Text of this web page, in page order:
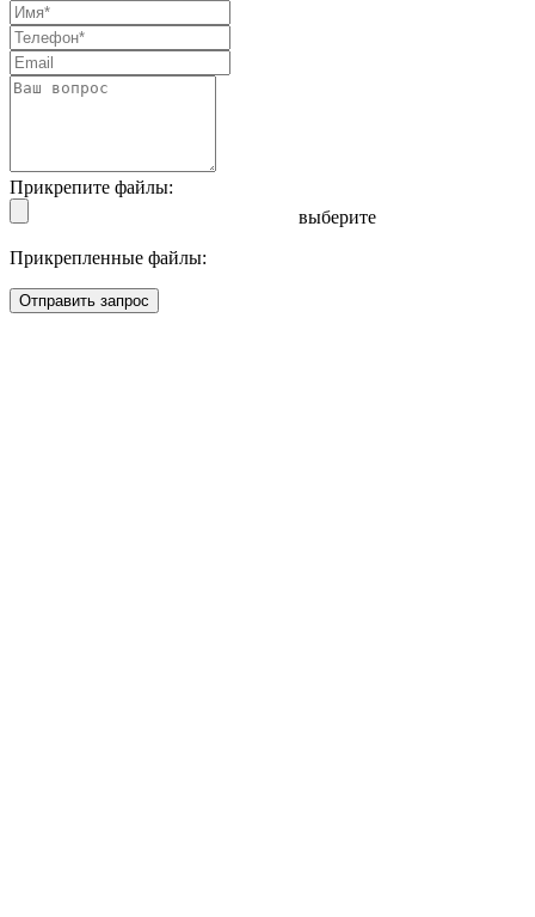
Прикрепите файлы:
выберите
Прикрепленные файлы:
Отправить запрос